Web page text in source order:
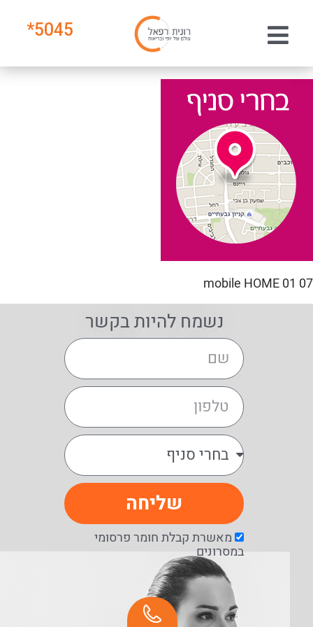
5045
*
mobile HOME 01 07
נשמח להיות בקשר
מאשרת קבלת חומר פרסומי
במסרונים
שליחה